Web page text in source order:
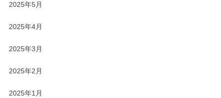
2025年5月
2025年4月
2025年3月
2025年2月
2025年1月